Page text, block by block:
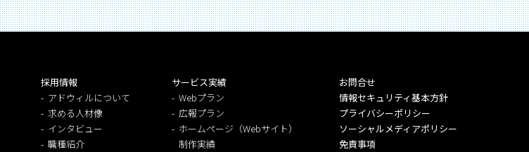
採用情報
アドウィルについて
求める人材像
インタビュー
職種紹介
サービス実績
Webプラン
広報プラン
ホームページ（Webサイト）
制作実績
お問合せ
情報セキュリティ基本方針
プライバシーポリシー
ソーシャルメディアポリシー
免責事項